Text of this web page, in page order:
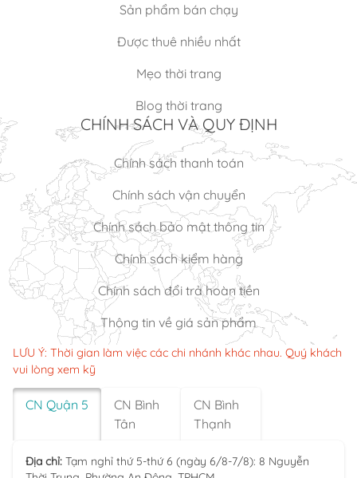
Sản phẩm bán chạy
Được thuê nhiều nhất
Mẹo thời trang
Blog thời trang
CHÍNH SÁCH VÀ QUY ĐỊNH
Chính sách thanh toán
Chính sách vận chuyển
Chính sách bảo mật thông tin
Chính sách kiểm hàng
Chính sách đổi trả hoàn tiền
Thông tin về giá sản phẩm
LƯU Ý: Thời gian làm việc các chi nhánh khác nhau. Quý khách
vui lòng xem kỹ
CN Quận 5
CN Bình
Tân
CN Bình
Thạnh
Địa chỉ: Tạm nghỉ thứ 5-thứ 6 (ngày 6/8-7/8): 8 Nguyễn